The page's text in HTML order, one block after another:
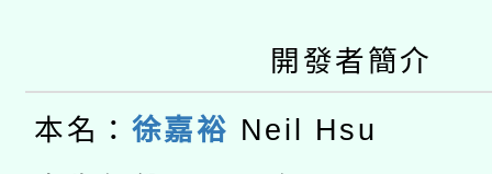
方素養工作坊新北場」
件」活動簡章
年度COVID-19疫苗接
接種對象擴大為「滿6
轉知經濟部水利署委託
業技術研究院辦理「
115年8月22日(星期六
開發者簡介
本名： 徐嘉裕 Neil Hsu